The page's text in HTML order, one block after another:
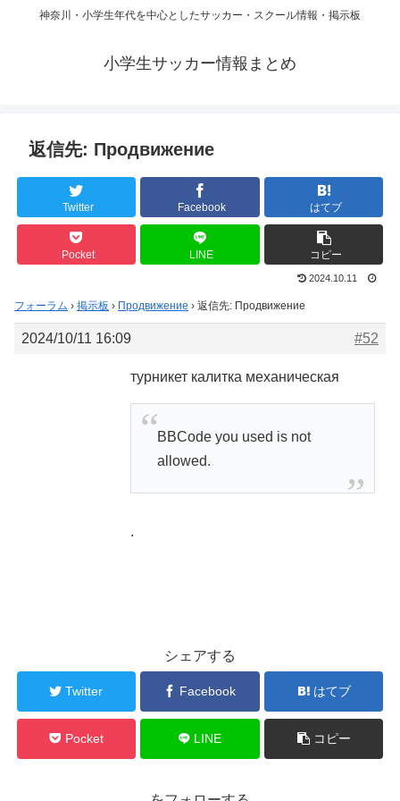
神奈川・小学生年代を中心としたサッカー・スクール情報・掲示板
小学生サッカー情報まとめ
返信先: Продвижение
Twitter Facebook はてブ
Pocket LINE コピー
2024.10.11
フォーラム › 掲示板 › Продвижение › 返信先: Продвижение
2024/10/11 16:09 #52
турникет калитка механическая
BBCode you used is not
allowed.
.
シェアする
Twitter Facebook はてブ
Pocket LINE コピー